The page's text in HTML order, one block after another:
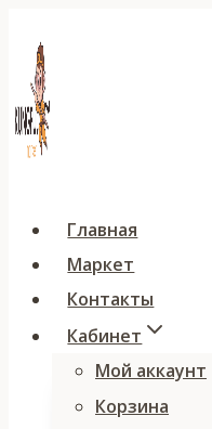
содержимому
Главная
Маркет
Контакты
Кабинет
Мой аккаунт
Корзина